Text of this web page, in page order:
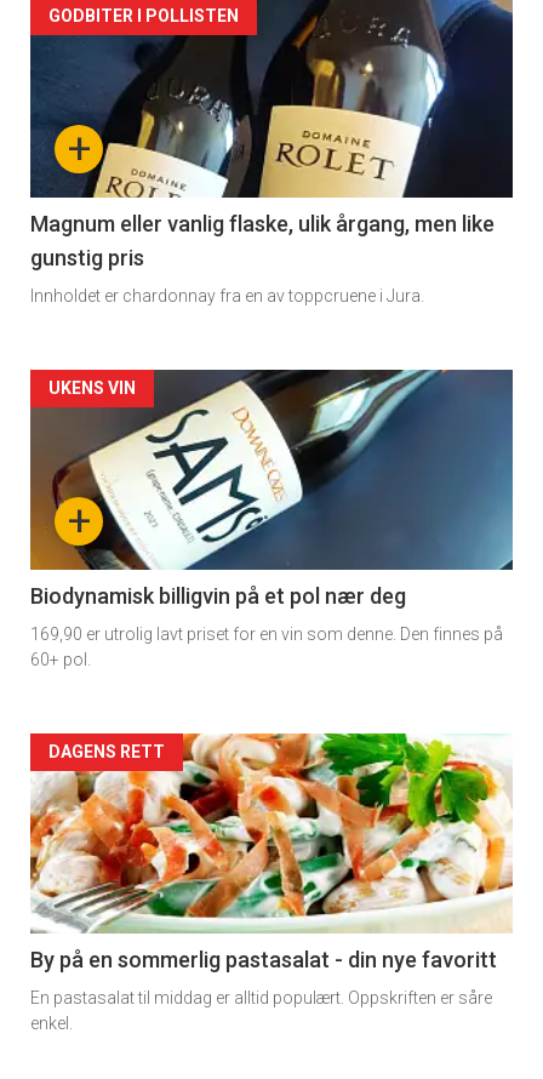
Forsiden
akkurat
nå
3
+
GODBITER I POLLISTEN
Magnum eller vanlig flaske, ulik årgang, men like
gunstig pris
Innholdet er chardonnay fra en av toppcruene i Jura.
Forsiden
akkurat
nå
4
+
UKENS VIN
Biodynamisk billigvin på et pol nær deg
169,90 er utrolig lavt priset for en vin som denne. Den finnes på
60+ pol.
Forsiden
akkurat
nå
-
5
DAGENS RETT
By på en sommerlig pastasalat - din nye favoritt
En pastasalat til middag er alltid populært. Oppskriften er såre
enkel.